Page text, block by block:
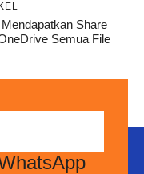
Share
Semua File